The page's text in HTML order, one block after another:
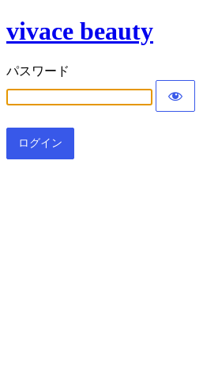
vivace beauty
パスワード